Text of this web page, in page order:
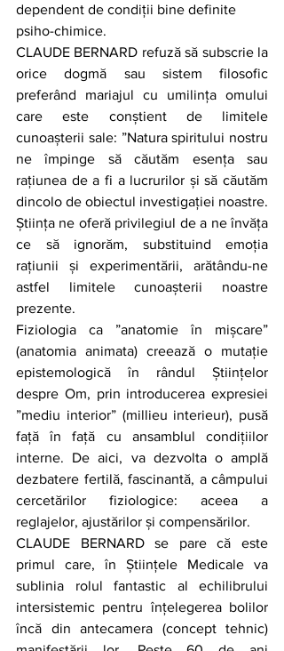
dependent de condiții bine definite
psiho-chimice.
CLAUDE BERNARD refuză să subscrie la
orice dogmă sau sistem filosofic
preferând mariajul cu umilința omului
care este conștient de limitele
cunoașterii sale: ”Natura spiritului nostru
ne împinge să căutăm esența sau
rațiunea de a fi a lucrurilor și să căutăm
dincolo de obiectul investigației noastre.
Știința ne oferă privilegiul de a ne învăța
ce să ignorăm, substituind emoția
rațiunii și experimentării, arătându-ne
astfel limitele cunoașterii noastre
prezente.
Fiziologia ca ”anatomie în mișcare”
(anatomia animata) creează o mutație
epistemologică în rândul Științelor
despre Om, prin introducerea expresiei
”mediu interior” (millieu interieur), pusă
față în față cu ansamblul condițiilor
interne. De aici, va dezvolta o amplă
dezbatere fertilă, fascinantă, a câmpului
cercetărilor fiziologice: aceea a
reglajelor, ajustărilor și compensărilor.
CLAUDE BERNARD se pare că este
primul care, în Științele Medicale va
sublinia rolul fantastic al echilibrului
intersistemic pentru înțelegerea bolilor
încă din antecamera (concept tehnic)